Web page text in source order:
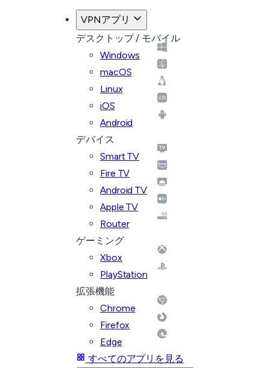
VPNアプリ
デスクトップ / モバイル
Windows
macOS
Linux
iOS
Android
デバイス
Smart TV
Fire TV
Android TV
Apple TV
Router
ゲーミング
Xbox
PlayStation
拡張機能
Chrome
Firefox
Edge
すべてのアプリを見る